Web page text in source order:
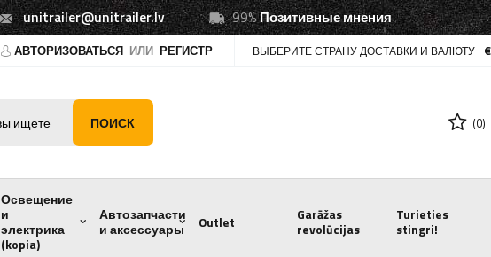
unitrailer@unitrailer.lv 99%Позитивные мнения
АВТОРИЗОВАТЬСЯ ИЛИ РЕГИСТР ВЫБЕРИТЕ СТРАНУ ДОСТАВКИ И ВАЛЮТУ €
ПОИСК (0)
Освещение
и
электрика
(kopia)
Автозапчасти
и аксессуары
Outlet
Garāžas
revolūcijas
Turieties
stingri!